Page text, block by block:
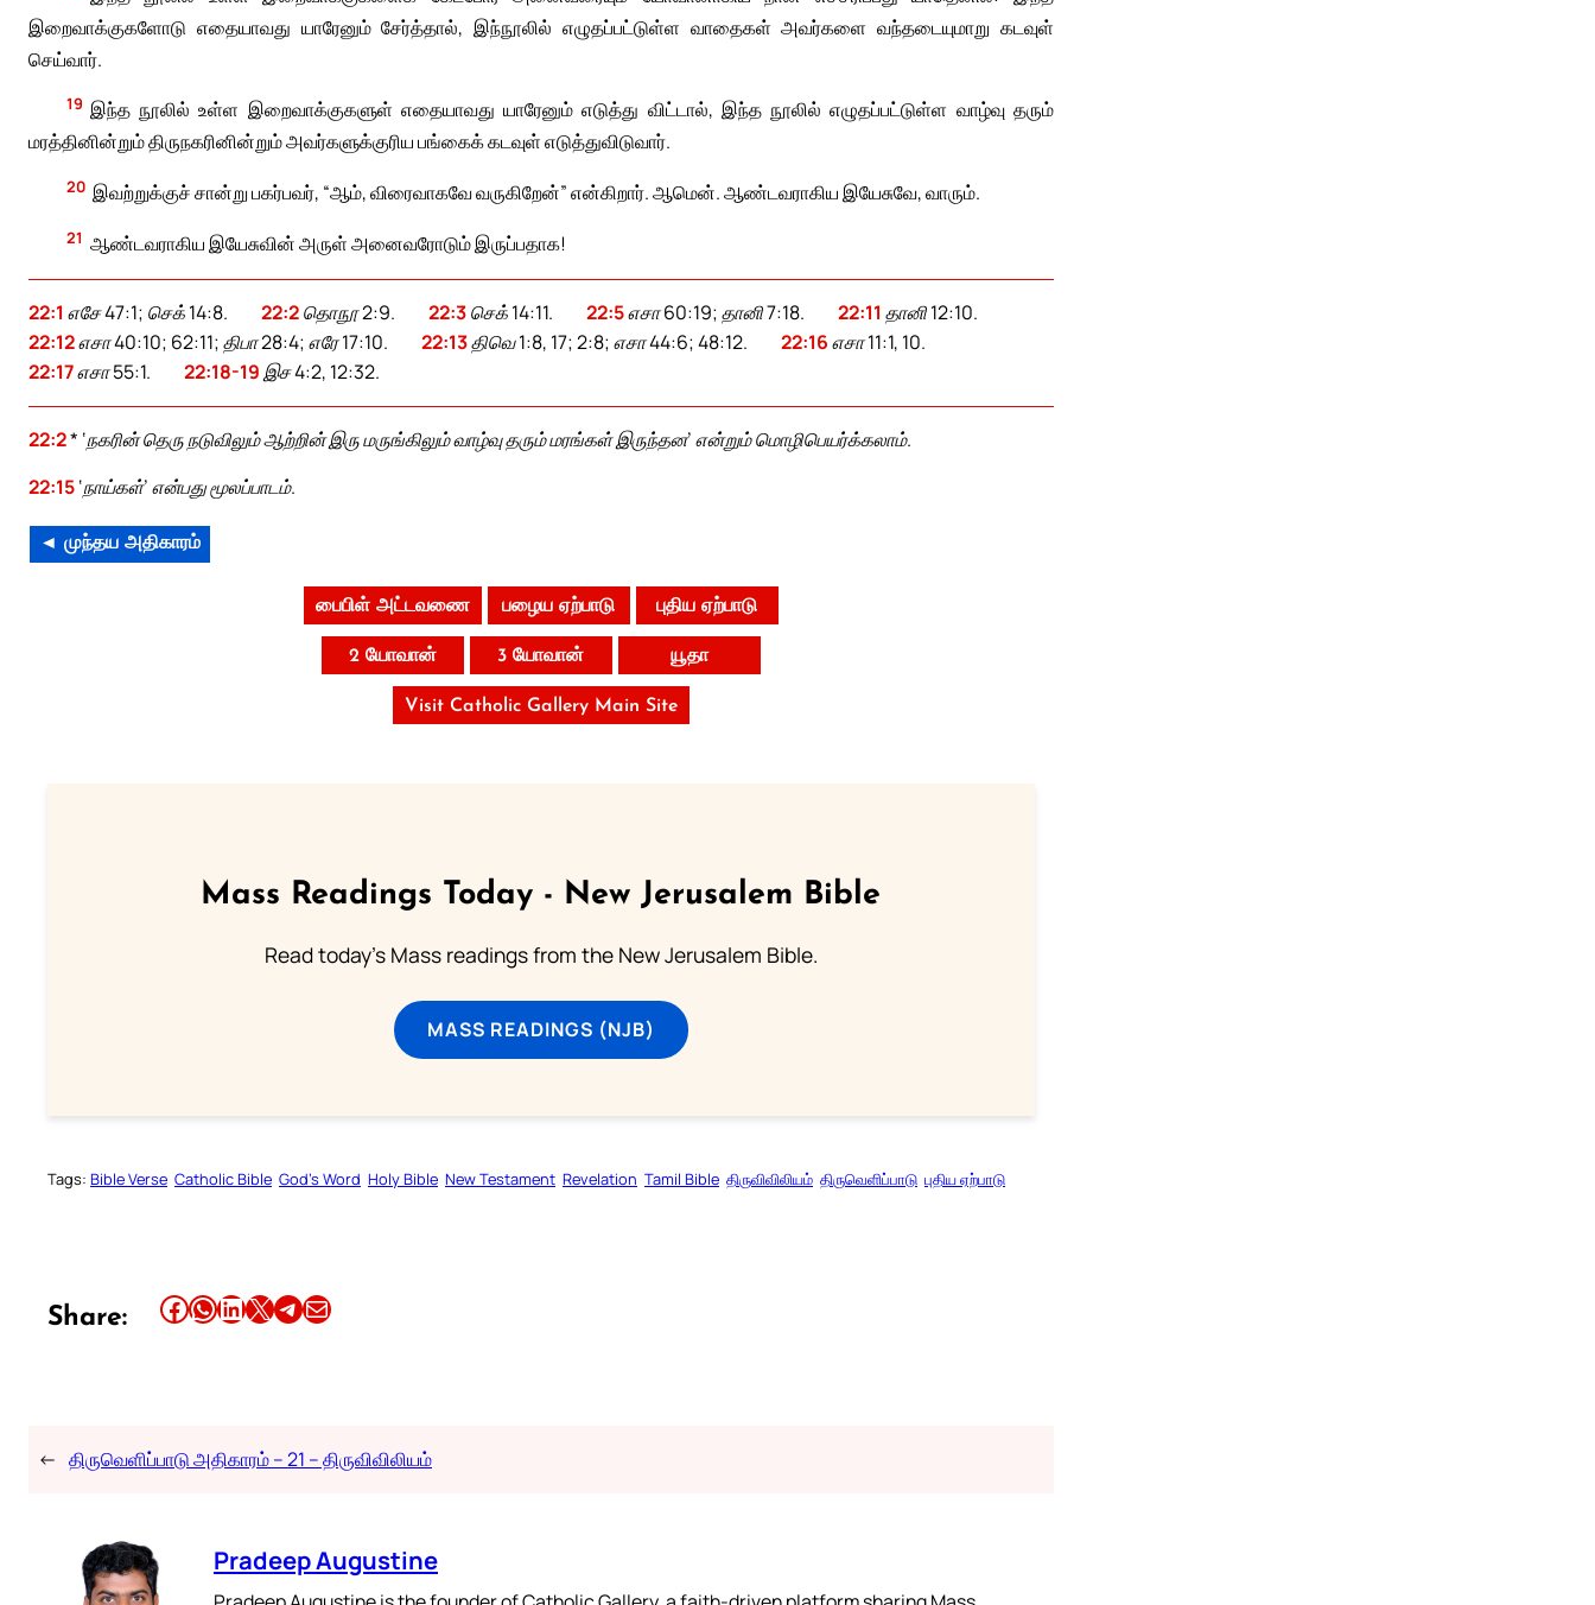
இறைவாக்குகளோடு எதையாவது யாரேனும் சேர்த்தால், இந்நூலில் எழுதப்பட்டுள்ள வாதைகள் அவர்களை வந்தடையுமாறு கடவுள்
செய்வார்.
19 இந்த நூலில் உள்ள இறைவாக்குகளுள் எதையாவது யாரேனும் எடுத்து விட்டால், இந்த நூலில் எழுதப்பட்டுள்ள வாழ்வு தரும்
மரத்தினின்றும் திருநகரினின்றும் அவர்களுக்குரிய பங்கைக் கடவுள் எடுத்துவிடுவார்.
20 இவற்றுக்குச் சான்று பகர்பவர், “ஆம், விரைவாகவே வருகிறேன்” என்கிறார். ஆமென். ஆண்டவராகிய இயேசுவே, வாரும்.
21 ஆண்டவராகிய இயேசுவின் அருள் அனைவரோடும் இருப்பதாக!
22:1 எசே 47:1; செக் 14:8. 22:2தொநூ 2:9. 22:3செக் 14:11. 22:5எசா 60:19; தானி 7:18. 22:11 தானி 12:10.
22:12எசா 40:10; 62:11; திபா 28:4; எரே 17:10. 22:13திவெ 1:8, 17; 2:8; எசா 44:6; 48:12. 22:16எசா 11:1, 10.
22:17எசா 55:1. 22:18-19இச 4:2, 12:32.
22:2* ‘நகரின் தெரு நடுவிலும் ஆற்றின் இரு மருங்கிலும் வாழ்வு தரும் மரங்கள் இருந்தன’ என்றும் மொழிபெயர்க்கலாம்.
22:15‘நாய்கள்’ என்பது மூலப்பாடம்.
◄ முந்தய அதிகாரம்
பைபிள் அட்டவணை பழைய ஏற்பாடு புதிய ஏற்பாடு
2 யோவான் 3 யோவான் யூதா
Visit Catholic Gallery Main Site
Mass Readings Today - New Jerusalem Bible
Read today's Mass readings from the New Jerusalem Bible.
MASS READINGS (NJB)
Tags: Bible Verse Catholic Bible God’s Word Holy Bible New Testament Revelation Tamil Bible திருவிவிலியம் திருவெளிப்பாடு புதிய ஏற்பாடு
Share: Share this article on Facebook Share this article on WhatsApp Share this article on LinkedIn Share this article on X Share this article on TelegramEmail this Article
← திருவெளிப்பாடு அதிகாரம் – 21 – திருவிவிலியம்
Pradeep Augustine